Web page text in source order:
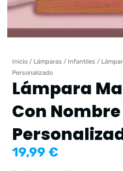
Inicio / Lámparas / Infantiles /
Personalizado
Lámpara
Con Nombre
19,99 €